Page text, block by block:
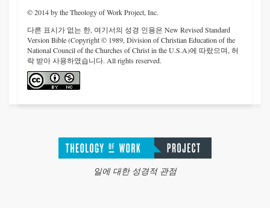
© 2014 by the Theology of Work Project, Inc.
다른 표시가 없는 한, 여기서의 성경 인용은 New Revised Standard
Version Bible (Copyright © 1989, Division of Christian Education of the
National Council of the Churches of Christ in the U.S.A)에 따랐으며, 허
락 받아 사용하였습니다. All rights reserved.
일에 대한 성경적 관점